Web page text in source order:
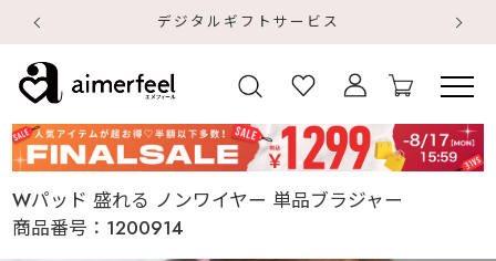
デジタルギフトサービス
Wパッド 盛れる ノンワイヤー 単品ブラジャー
商品番号： 1200914